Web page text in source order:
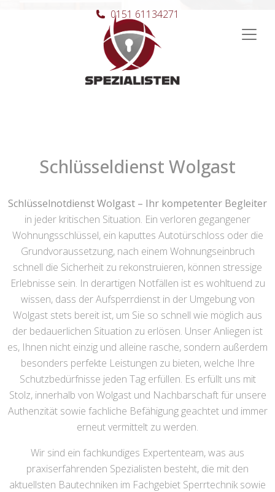
Hauptnavigation
0151 61134271
Schlüsseldienst Wolgast
Schlüsselnotdienst Wolgast – Ihr kompetenter Begleiter
in jeder kritischen Situation. Ein verloren gegangener
Wohnungsschlüssel, ein kaputtes Autotürschloss oder die
Grundvoraussetzung, nach einem Wohnungseinbruch
schnell die Sicherheit zu rekonstruieren, können stressige
Erlebnisse sein. In derartigen Notfällen ist es wohltuend zu
wissen, dass der Aufsperrdienst in der Umgebung von
Wolgast stets bereit ist, um Sie so schnell wie möglich aus
der bedauerlichen Situation zu erlösen. Unser Anliegen ist
es, Ihnen nicht einzig und alleine rasche, sondern außerdem
besonders perfekte Leistungen zu bieten, welche Ihre
Schutzbedürfnisse jeden Tag erfüllen. Es erfüllt uns mit
Stolz, innerhalb von Wolgast und Nachbarschaft für unsere
Authenzität sowie fachliche Befähigung geachtet und immer
erneut vermittelt zu werden.
Wir sind ein fachkundiges Expertenteam, was aus
praxiserfahrenden Spezialisten besteht, die mit den
aktuellsten Bautechniken im Fachgebiet Sperrtechnik sowie